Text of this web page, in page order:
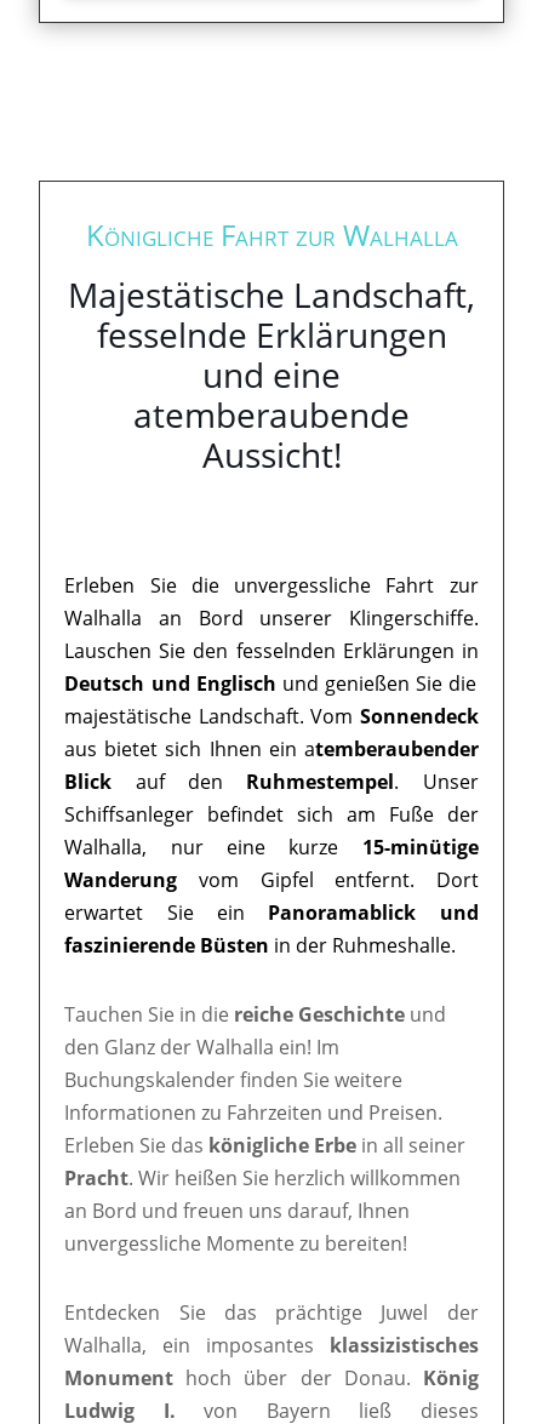
Königliche Fahrt zur Walhalla
Majestätische Landschaft,
fesselnde Erklärungen
und eine
atemberaubende
Aussicht!
Erleben Sie die unvergessliche Fahrt zur
Walhalla an Bord unserer Klingerschiffe.
Lauschen Sie den fesselnden Erklärungen in
Deutsch und Englisch und genießen Sie die
majestätische Landschaft. Vom Sonnendeck
aus bietet sich Ihnen ein atemberaubender
Blick auf den Ruhmestempel. Unser
Schiffsanleger befindet sich am Fuße der
Walhalla, nur eine kurze 15-minütige
Wanderung vom Gipfel entfernt. Dort
erwartet Sie ein Panoramablick und
faszinierende Büsten in der Ruhmeshalle.
Tauchen Sie in die reiche Geschichte und
den Glanz der Walhalla ein! Im
Buchungskalender finden Sie weitere
Informationen zu Fahrzeiten und Preisen.
Erleben Sie das königliche Erbe in all seiner
Pracht. Wir heißen Sie herzlich willkommen
an Bord und freuen uns darauf, Ihnen
unvergessliche Momente zu bereiten!
Entdecken Sie das prächtige Juwel der
Walhalla, ein imposantes klassizistisches
Monument hoch über der Donau. König
Ludwig I. von Bayern ließ dieses